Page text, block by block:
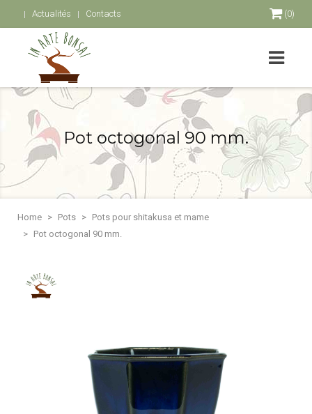
Actualités Contacts (0)
Pot octogonal 90 mm.
Home Pots
Pots pour shitakusa et mame
Pot octogonal 90 mm.